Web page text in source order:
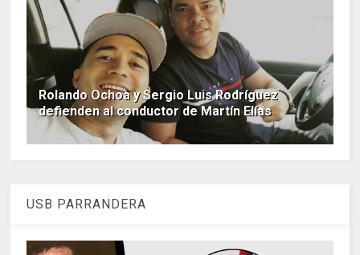
Rolando Ochoa y Sergio Luis Rodríguez
defienden al conductor de Martín Elías
USB PARRANDERA